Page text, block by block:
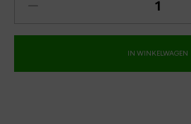
IN WINKELWAGEN